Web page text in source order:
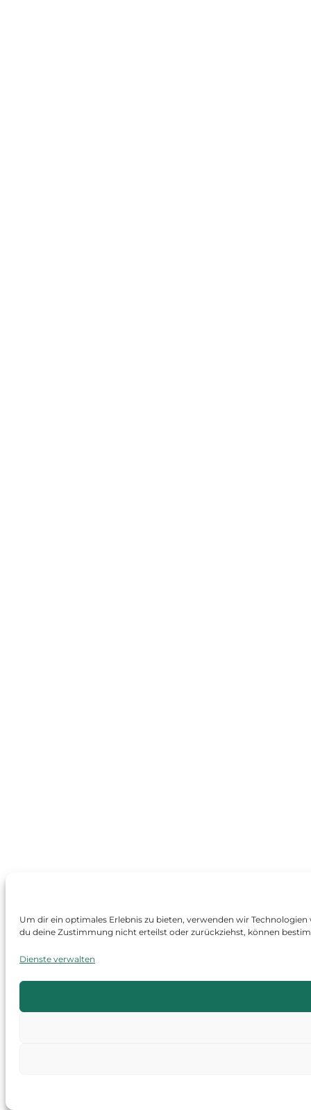
Um dir ein optimales Erlebnis zu bieten, verwenden wir
du deine Zustimmung nicht erteilst oder zurückziehst, können
Dienste verwalten